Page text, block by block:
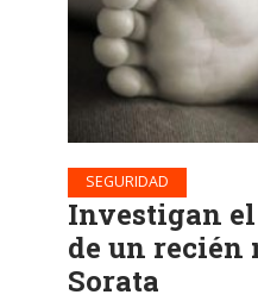
SEGURIDAD
Investigan
de un recién
Sorata